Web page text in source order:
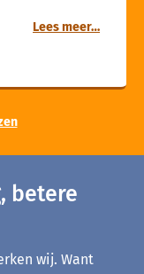
Lees meer…
betere
wij. Want